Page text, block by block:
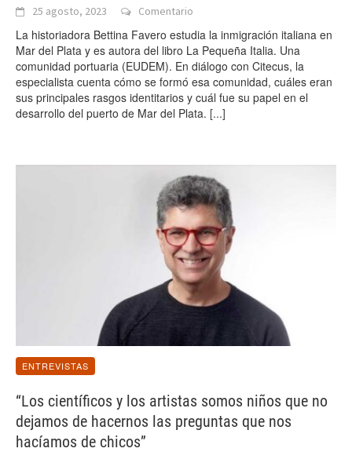
25 agosto, 2023 Comentario
La historiadora Bettina Favero estudia la inmigración italiana en
Mar del Plata y es autora del libro La Pequeña Italia. Una
comunidad portuaria (EUDEM). En diálogo con Citecus, la
especialista cuenta cómo se formó esa comunidad, cuáles eran
sus principales rasgos identitarios y cuál fue su papel en el
desarrollo del puerto de Mar del Plata. [...]
ENTREVISTAS
“Los científicos y los artistas somos niños que no
dejamos de hacernos las preguntas que nos
hacíamos de chicos”